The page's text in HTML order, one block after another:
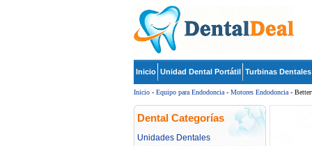
Inicio Unidad Dental Portátil Turbinas Dentales
Inicio - Equipo para Endodoncia - Motores Endodoncia -
Dental Categorías
Unidades Dentales